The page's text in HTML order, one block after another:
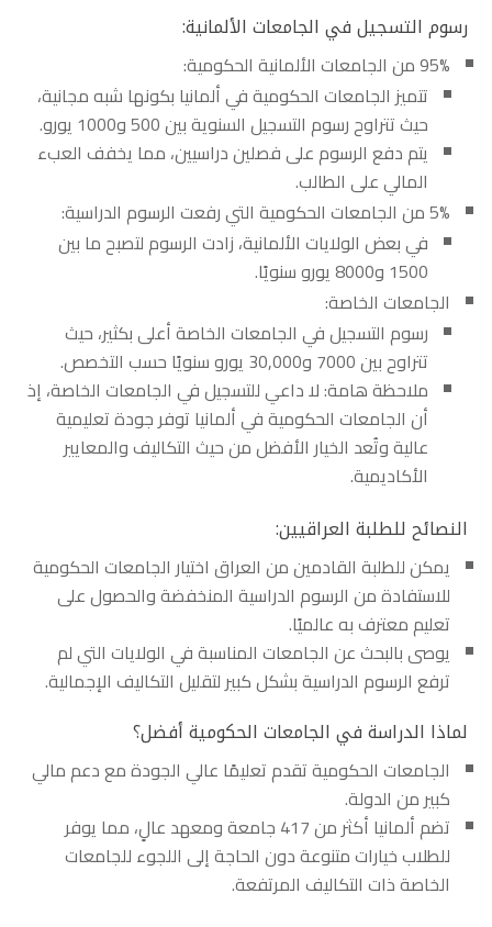
رسوم التسجيل في الجامعات الألمانية:
95% من الجامعات الألمانية الحكومية:
تتميز الجامعات الحكومية في ألمانيا بكونها شبه مجانية،
حيث تتراوح رسوم التسجيل السنوية بين 500 و1000 يورو.
يتم دفع الرسوم على فصلين دراسيين، مما يخفف العبء
المالي على الطالب.
5% من الجامعات الحكومية التي رفعت الرسوم الدراسية:
في بعض الولايات الألمانية، زادت الرسوم لتصبح ما بين
1500 و8000 يورو سنويًا.
الجامعات الخاصة:
رسوم التسجيل في الجامعات الخاصة أعلى بكثير، حيث
تتراوح بين 7000 و30,000 يورو سنويًا حسب التخصص.
ملاحظة هامة: لا داعي للتسجيل في الجامعات الخاصة، إذ
أن الجامعات الحكومية في ألمانيا توفر جودة تعليمية
عالية وتُعد الخيار الأفضل من حيث التكاليف والمعايير
الأكاديمية.
النصائح للطلبة العراقيين:
يمكن للطلبة القادمين من العراق اختيار الجامعات الحكومية
للاستفادة من الرسوم الدراسية المنخفضة والحصول على
تعليم معترف به عالميًا.
يوصى بالبحث عن الجامعات المناسبة في الولايات التي لم
ترفع الرسوم الدراسية بشكل كبير لتقليل التكاليف الإجمالية.
لماذا الدراسة في الجامعات الحكومية أفضل؟
الجامعات الحكومية تقدم تعليمًا عالي الجودة مع دعم مالي
كبير من الدولة.
تضم ألمانيا أكثر من 417 جامعة ومعهد عالٍ، مما يوفر
للطلاب خيارات متنوعة دون الحاجة إلى اللجوء للجامعات
الخاصة ذات التكاليف المرتفعة.